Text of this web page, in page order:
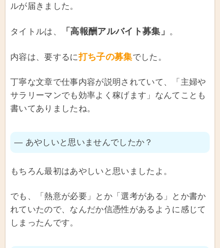
ルが届きました。
タイトルは、 「高報酬アルバイト募集」 。
内容は、要するに打ち子の募集でした。
丁寧な文章で仕事内容が説明されていて、「主婦や
サラリーマンでも効率よく稼げます」なんてことも
書いてありましたね。
― あやしいと思いませんでしたか？
もちろん最初はあやしいと思いましたよ。
でも、「熱意が必要」とか「選考がある」とか書か
れていたので、なんだか信憑性があるように感じて
しまったんです。